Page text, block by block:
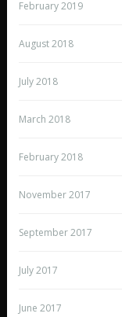
February 2019
August 2018
July 2018
March 2018
February 2018
November 2017
September 2017
July 2017
June 2017